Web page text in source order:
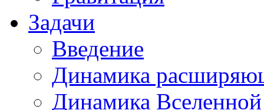
Задачи
Введение
Динамика
Динамика